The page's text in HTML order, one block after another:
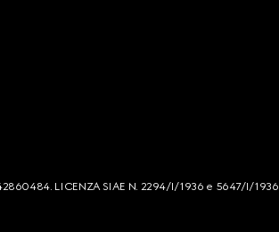
LICENZA SIAE N. 2294/I/1936 e 5647/I/1936